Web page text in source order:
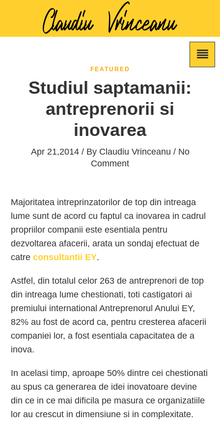
FEATURED
Studiul saptamanii:
antreprenorii si
inovarea
Apr 21,2014 / By Claudiu Vrinceanu / No
Comment
Majoritatea intreprinzatorilor de top din intreaga
lume sunt de acord cu faptul ca inovarea in cadrul
propriilor companii este esentiala pentru
dezvoltarea afacerii, arata un sondaj efectuat de
catre consultantii EY.
Astfel, din totalul celor 263 de antreprenori de top
din intreaga lume chestionati, toti castigatori ai
premiului international Antreprenorul Anului EY,
82% au fost de acord ca, pentru cresterea afacerii
companiei lor, a fost esentiala capacitatea de a
inova.
In acelasi timp, aproape 50% dintre cei chestionati
au spus ca generarea de idei inovatoare devine
din ce in ce mai dificila pe masura ce organizatiile
lor au crescut in dimensiune si in complexitate.